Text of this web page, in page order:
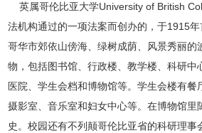
英属哥伦比亚大学University of British
法机构通过的一项法案而创办的，于1915
哥华市郊依山傍海、绿树成荫、风景秀丽
物，包括图书馆、行政楼、教学楼、科研中
医院、学生会档和博物馆等。学生会楼有餐
摄影室、音乐室和妇女中心等。在博物馆
史。校园还有不列颠哥伦比亚省的科研理事